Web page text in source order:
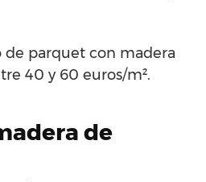
de parquet con madera
40 y 60 euros/m².
de